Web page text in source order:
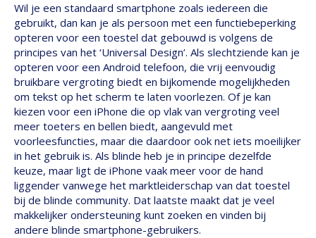
Wil je een standaard smartphone zoals iedereen die
gebruikt, dan kan je als persoon met een functiebeperking
opteren voor een toestel dat gebouwd is volgens de
principes van het ‘Universal Design’. Als slechtziende kan je
opteren voor een Android telefoon, die vrij eenvoudig
bruikbare vergroting biedt en bijkomende mogelijkheden
om tekst op het scherm te laten voorlezen. Of je kan
kiezen voor een iPhone die op vlak van vergroting veel
meer toeters en bellen biedt, aangevuld met
voorleesfuncties, maar die daardoor ook net iets moeilijker
in het gebruik is. Als blinde heb je in principe dezelfde
keuze, maar ligt de iPhone vaak meer voor de hand
liggender vanwege het marktleiderschap van dat toestel
bij de blinde community. Dat laatste maakt dat je veel
makkelijker ondersteuning kunt zoeken en vinden bij
andere blinde smartphone-gebruikers.